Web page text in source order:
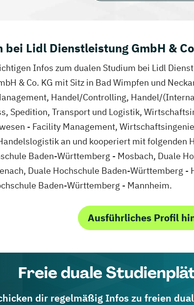
bei Lidl Dienstleistung GmbH &
Infos zum dualen Studium bei Lidl
& Co. KG mit Sitz in Bad Wimpfen und
Handel/Controlling, Handel/
Spedition, Transport und Logistik,
- Facility Management,
an und kooperiert mit folgenden
Baden-Württemberg - Mosbach, Duale
Duale Hochschule Baden-Württemberg
Baden-Württemberg - Mannheim.
Ausführliches Profil
Freie duale
dir regelmäßig Infos zu freien